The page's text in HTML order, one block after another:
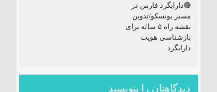
🔴دارابگرد فارس در
مسیر یونسکو/تدوین
نقشه راه ۵ ساله برای
بازشناسی هویت
دارابگرد
دیدگاهتان را بنویسید